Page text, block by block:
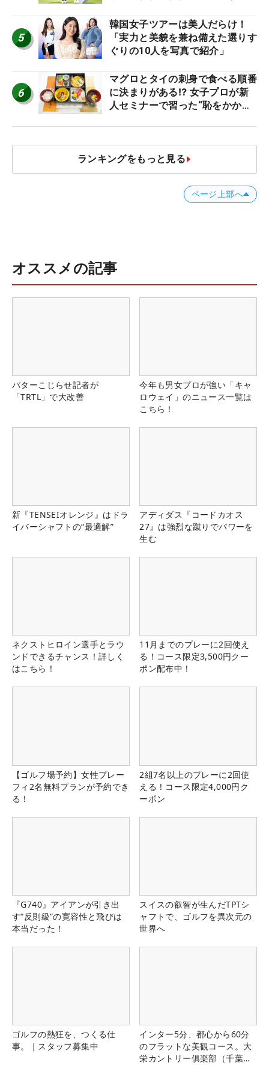
5
韓国女子ツアーは美人だらけ！
「実力と美貌を兼ね備えた選りす
ぐりの10人を写真で紹介」
6
マグロとタイの刺身で食べる順番
に決まりがある⁉ 女子プロが新
人セミナーで習った“恥をかかな
ランキングをもっと見る
ページ上部へ
オススメの記事
パターこじらせ記者が
「TRTL」で大改善
今年も男女プロが強い「キャ
ロウェイ」のニュース一覧は
こちら！
新『TENSEIオレンジ』はドラ
イバーシャフトの“最適解”
アディダス『コードカオス
27』は強烈な蹴りでパワーを
生む
ネクストヒロイン選手とラウ
ンドできるチャンス！詳しく
はこちら！
11月までのプレーに2回使え
る！コース限定3,500円クー
ポン配布中！
【ゴルフ場予約】女性プレー
フィ2名無料プランが予約でき
る！
2組7名以上のプレーに2回使
える！コース限定4,000円ク
ーポン
『G740』アイアンが引き出
す“反則級”の寛容性と飛びは
本当だった！
スイスの叡智が生んだTPTシ
ャフトで、ゴルフを異次元の
世界へ
ゴルフの熱狂を、つくる仕
事。｜スタッフ募集中
インター5分、都心から60分
のフラットな美観コース。大
栄カントリー俱楽部（千葉